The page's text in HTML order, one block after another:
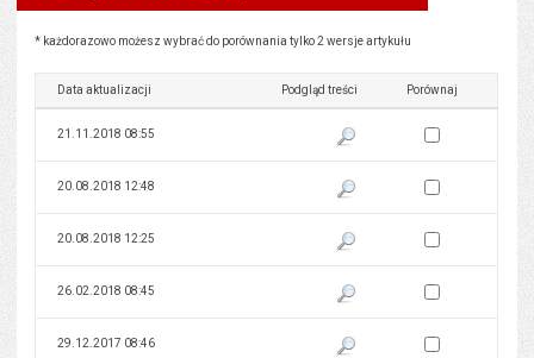
Rejestr zmian treści artykułu: Kluby i środowiska polityczne RMW (VII kadencja, lata 2014-
* każdorazowo możesz wybrać do porównania tylko 2 wersje artykułu
Data aktualizacji Podgląd treści Porównaj
21.11.2018 08:55 Pokaż podgląd wersji z dnia
Zaznacz wersję do
20.08.2018 12:48 Pokaż podgląd wersji z dnia
Zaznacz wersję do
20.08.2018 12:25 Pokaż podgląd wersji z dnia
Zaznacz wersję do
26.02.2018 08:45 Pokaż podgląd wersji z dnia
Zaznacz wersję do
29.12.2017 08:46 Pokaż podgląd wersji z dnia
Zaznacz wersję do